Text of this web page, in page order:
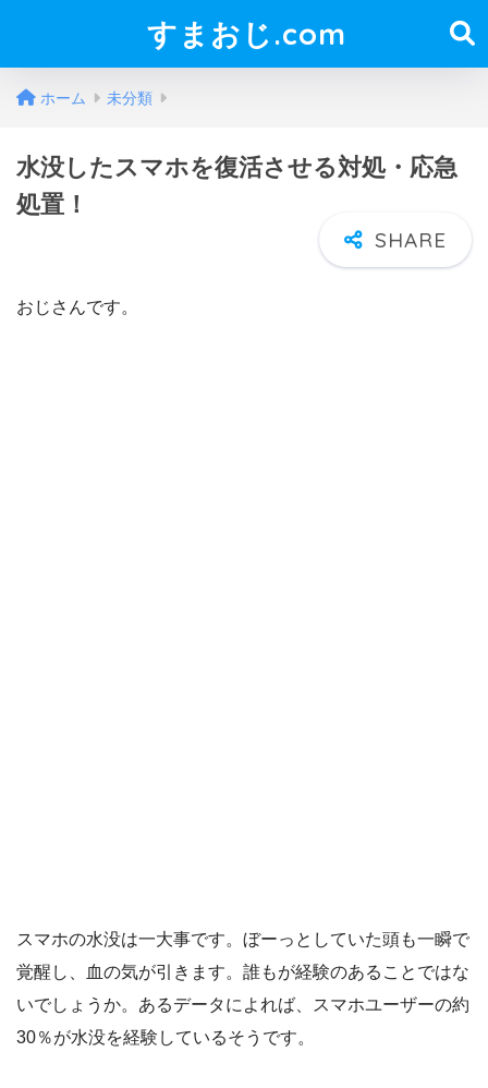
すまおじ.com
ホーム 未分類
水没したスマホを復活させる対処・応急
処置！
おじさんです。
スマホの水没は一大事です。ぼーっとしていた頭も一瞬で
覚醒し、血の気が引きます。誰もが経験のあることではな
いでしょうか。あるデータによれば、スマホユーザーの約
30％が水没を経験しているそうです。